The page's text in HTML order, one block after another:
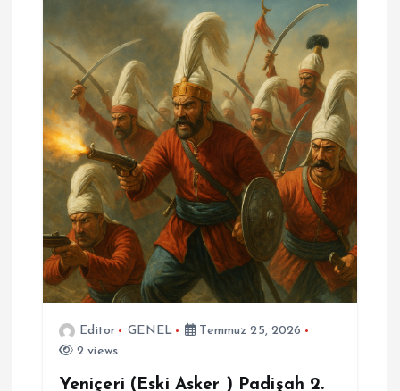
Editor GENEL
Temmuz 25, 2026
2 views
Yeniçeri (Eski Asker ) Padişah 2.